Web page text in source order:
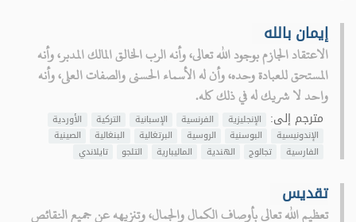
إيمان بالله
الاعتقاد الجازم بوجود الله تعالى، وأنه الرب الخالق المالك المدبر، وأنه
المستحق للعبادة وحده، وأن له الأسماء الحسنى والصفات العلى، وأنه
واحد لا شريك له في ذلك كله.
مترجم إلى: الإنجليزية الفرنسية الإسبانية التركية
الأوردية
الإندونيسية
البوسنية الروسية البرتغالية البنغالية
الصينية
الفارسية
تجالوج الهندية الماليبارية التلجو تايلاندي
تقديس
تعظيم الله تعالى بأوصاف الكمال والجمال، وتنزيهه عن جميع النقائص